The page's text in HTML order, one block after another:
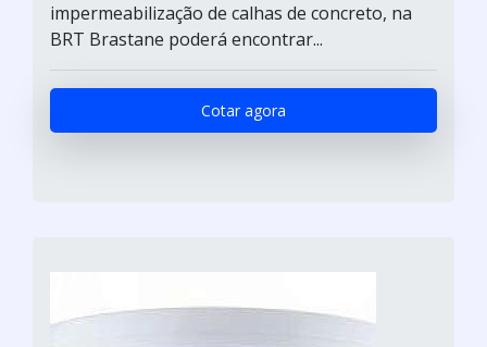
impermeabilização de calhas de concreto, na
BRT Brastane poderá encontrar...
Cotar agora